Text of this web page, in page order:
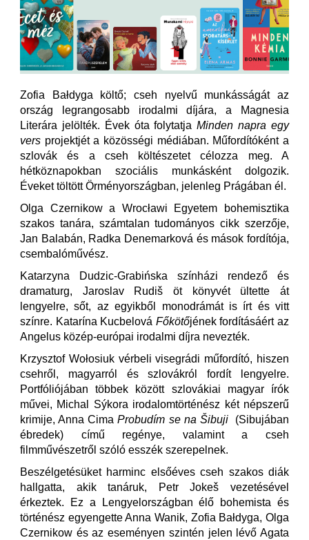
Zofia Bałdyga költő; cseh nyelvű munkásságát az
ország legrangosabb irodalmi díjára, a Magnesia
Literára jelölték. Évek óta folytatjaMinden napra egy
vers projektjét a közösségi médiában. Műfordítóként a
szlovák és a cseh költészetet célozza meg. A
hétköznapokban szociális munkásként dolgozik.
Éveket töltött Örményországban, jelenleg Prágában él.
Olga Czernikow a Wrocławi Egyetem bohemisztika
szakos tanára, számtalan tudományos cikk szerzője,
Jan Balabán, Radka Denemarková és mások fordítója,
csembalóművész.
Katarzyna Dudzic-Grabińska színházi rendező és
dramaturg, Jaroslav Rudiš öt könyvét ültette át
lengyelre, sőt, az egyikből monodrámát is írt és vitt
színre. Katarína Kucbelová Főkötőjének fordításáért az
Angelus közép-európai irodalmi díjra nevezték.
Krzysztof Wołosiuk vérbeli visegrádi műfordító, hiszen
csehről, magyarról és szlovákról fordít lengyelre.
Portfóliójában többek között szlovákiai magyar írók
művei, Michal Sýkora irodalomtörténész két népszerű
krimije, Anna CimaProbudím se na Šibuji(Sibujában
ébredek) című regénye, valamint a cseh
filmművészetről szóló esszék szerepelnek.
Beszélgetésüket harminc elsőéves cseh szakos diák
hallgatta, akik tanáruk, Petr Jokeš vezetésével
érkeztek. Ez a Lengyelországban élő bohemista és
történész egyengette Anna Wanik, Zofia Bałdyga, Olga
Czernikow és az eseményen szintén jelen lévő Agata